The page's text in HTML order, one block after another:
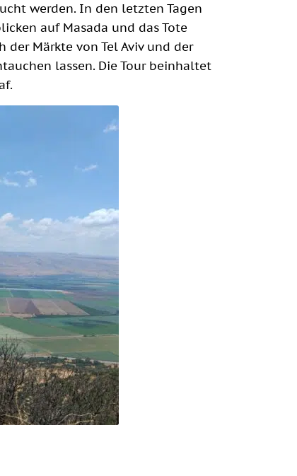
werden. In den letzten Tagen
auf Masada und das Tote
der Märkte von Tel Aviv und der
lassen. Die Tour beinhaltet